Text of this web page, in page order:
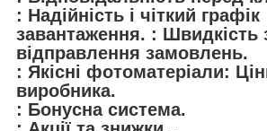
: Надійність і чіткий графік
завантаження. : Швидкість
відправлення замовлень.
: Якісні фотоматеріали:
виробника.
: Бонусна система.